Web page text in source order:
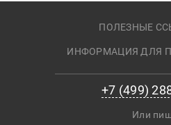
ПОЛЕЗНЫЕ
ИНФОРМАЦИЯ ДЛЯ
+7 (499)
Или